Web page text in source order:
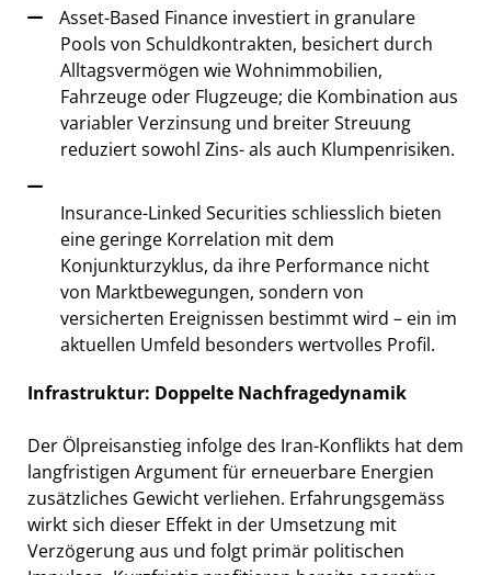
Asset-Based Finance investiert in granulare
Pools von Schuldkontrakten, besichert durch
Alltagsvermögen wie Wohnimmobilien,
Fahrzeuge oder Flugzeuge; die Kombination aus
variabler Verzinsung und breiter Streuung
reduziert sowohl Zins- als auch Klumpenrisiken.
Insurance-Linked Securities schliesslich bieten
eine geringe Korrelation mit dem
Konjunkturzyklus, da ihre Performance nicht
von Marktbewegungen, sondern von
versicherten Ereignissen bestimmt wird – ein im
aktuellen Umfeld besonders wertvolles Profil.
Infrastruktur: Doppelte Nachfragedynamik
Der Ölpreisanstieg infolge des Iran-Konflikts hat dem
langfristigen Argument für erneuerbare Energien
zusätzliches Gewicht verliehen. Erfahrungsgemäss
wirkt sich dieser Effekt in der Umsetzung mit
Verzögerung aus und folgt primär politischen